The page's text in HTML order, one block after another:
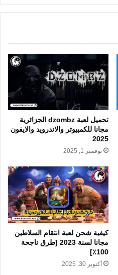
تحميل لعبة dzombz الجزائرية
مجانا للكمبيوتر والاندرويد والايفون
2025
نوفمبر 1, 2025
كيفية شحن لعبة انتقام السلاطين
مجانا لسنة 2023 [طرق ناجحة
100٪]
أكتوبر 30, 2025